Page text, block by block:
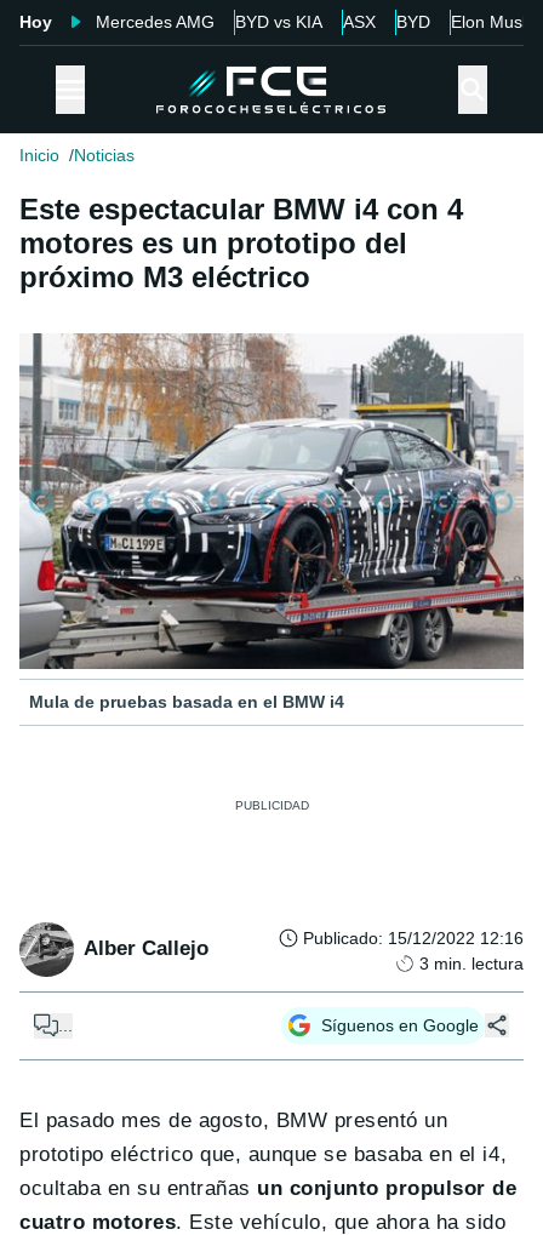
Hoy Mercedes AMG BYD vs KIA ASX BYD Elon Musk
Inicio Noticias
Este espectacular BMW i4 con 4
motores es un prototipo del
próximo M3 eléctrico
Mula de pruebas basada en el BMW i4
Alber Callejo Publicado: 15/12/2022 12:16
3 min. lectura
Síguenos en Google
El pasado mes de agosto, BMW presentó un
prototipo eléctrico que, aunque se basaba en el i4,
ocultaba en su entrañas un conjunto propulsor de
cuatro motores. Este vehículo, que ahora ha sido